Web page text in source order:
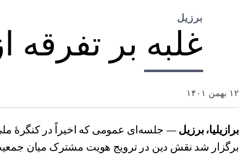
برزیل
غلبه بر
۱۲ بهمن ۱۴۰۱
برازیلیا، برزیل— جلسه‌ای عمومی که اخیراً در کنگرهٔ ملی
برگزار شد نقش دین در ترویج هویت مشترک میان